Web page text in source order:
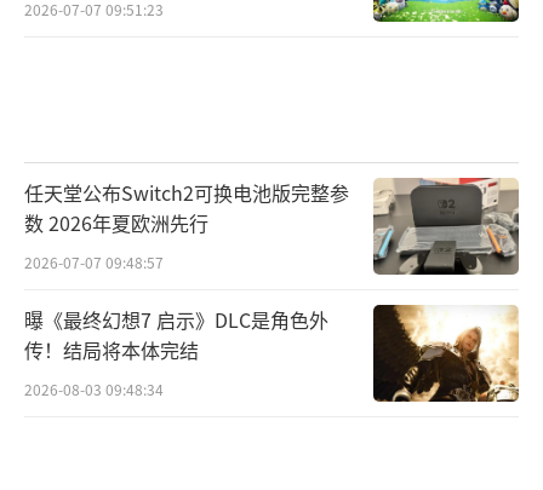
2026-07-07 09:51:23
任天堂公布Switch2可换电池版完整参
数 2026年夏欧洲先行
2026-07-07 09:48:57
曝《最终幻想7 启示》DLC是角色外
传！结局将本体完结
2026-08-03 09:48:34